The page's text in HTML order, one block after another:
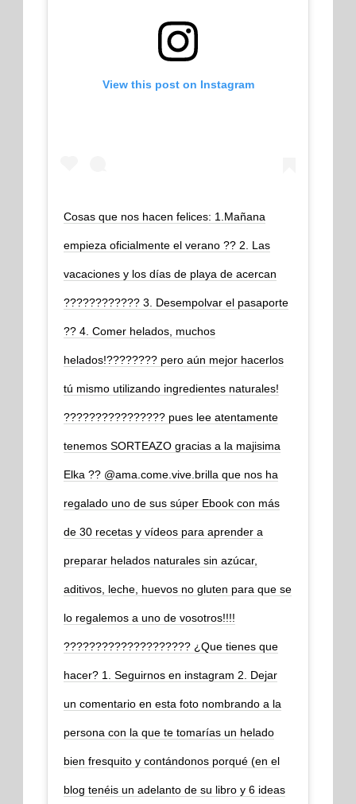
View this post on Instagram
Cosas que nos hacen felices: 1.Mañana
empieza oficialmente el verano ?? 2. Las
vacaciones y los días de playa de acercan
???????????? 3. Desempolvar el pasaporte
?? 4. Comer helados, muchos
helados!???????? pero aún mejor hacerlos
tú mismo utilizando ingredientes naturales!
???????????????? pues lee atentamente
tenemos SORTEAZO gracias a la majisima
Elka ?? @ama.come.vive.brilla que nos ha
regalado uno de sus súper Ebook con más
de 30 recetas y vídeos para aprender a
preparar helados naturales sin azúcar,
aditivos, leche, huevos no gluten para que se
lo regalemos a uno de vosotros!!!!
???????????????????? ¿Que tienes que
hacer? 1. Seguirnos en instagram 2. Dejar
un comentario en esta foto nombrando a la
persona con la que te tomarías un helado
bien fresquito y contándonos porqué (en el
blog tenéis un adelanto de su libro y 6 ideas